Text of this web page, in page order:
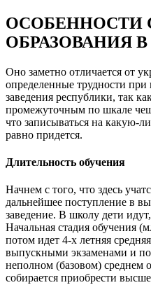
ОСОБЕННОСТИ
ОБРАЗОВАНИЯ
Оно заметно отличается от
определенные трудности
заведения республики, так
промежуточным по шкале
что записываться на какую-
равно придется.
Длительность обучения
Начнем с того, что здесь
дальнейшее поступление в
заведение. В школу дети
Начальная стадия обучения
потом идет 4-х летняя
выпускными экзаменами и
неполном (базовом) среднем
собирается приобрести